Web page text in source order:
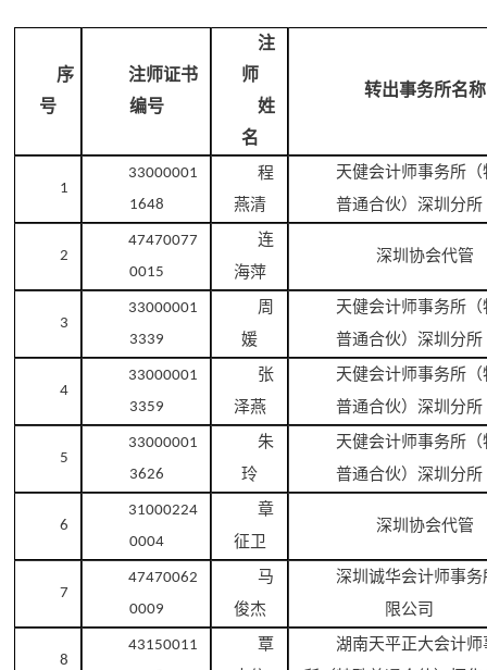
序
号
注师证书
编号
注
师
姓
名
转出事务所名称
1
33000001
1648
程
燕清
天健会计师事务所（
普通合伙）深圳分所
2
47470077
0015
连
海萍
深圳协会代管
3
33000001
3339
周
媛
天健会计师事务所（
普通合伙）深圳分所
4
33000001
3359
张
泽燕
天健会计师事务所（
普通合伙）深圳分所
5
33000001
3626
朱
玲
天健会计师事务所（
普通合伙）深圳分所
6
31000224
0004
章
征卫
深圳协会代管
7
47470062
0009
马
俊杰
深圳诚华会计师事务
限公司
8
43150011
覃
湖南天平正大会计师